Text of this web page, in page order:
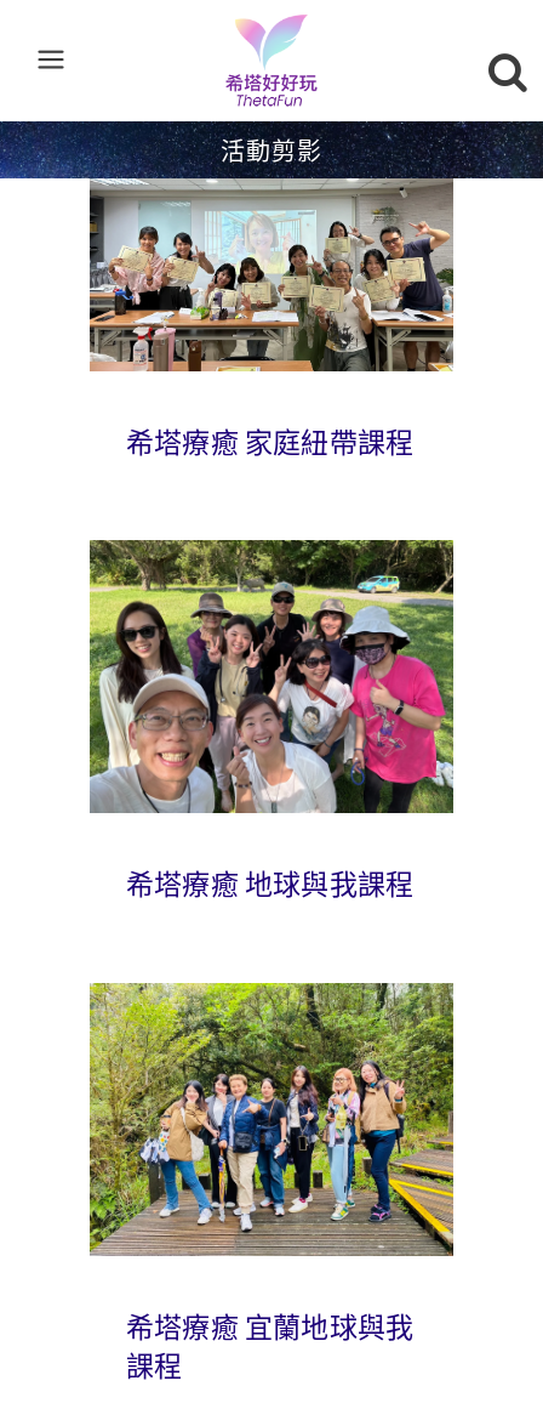
活動剪影
希塔療癒 家庭紐帶課程
希塔療癒 地球與我課程
希塔療癒 宜蘭地球與我
課程